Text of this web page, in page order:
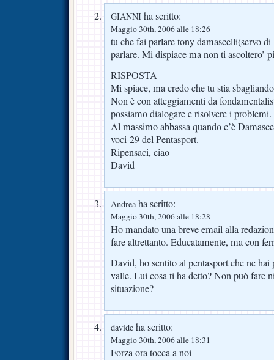
GIANNI ha scritto:
Maggio 30th, 2006 alle 18:26
tu che fai parlare tony damascelli(servo
parlare. Mi dispiace ma non ti ascoltero’
RISPOSTA
Mi spiace, ma credo che tu stia
Non è con atteggiamenti da
possiamo dialogare e risolvere i problemi.
Al massimo abbassa quando c’è
voci-29 del Pentasport.
Ripensaci, ciao
David
Andreaha scritto:
Maggio 30th, 2006 alle 18:28
Ho mandato una breve email alla
fare altrettanto. Educatamente, ma con
David, ho sentito al pentasport che ne
valle. Lui cosa ti ha detto? Non può fare
situazione?
davide ha scritto:
Maggio 30th, 2006 alle 18:31
Forza ora tocca a noi